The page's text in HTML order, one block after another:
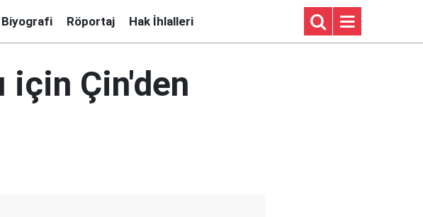
Biyografi Röportaj Hak İhlalleri
için Çin'den